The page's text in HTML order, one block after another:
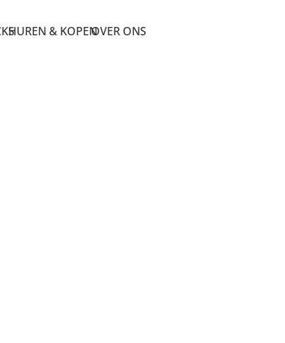
HUREN & KOPENOVER ONS